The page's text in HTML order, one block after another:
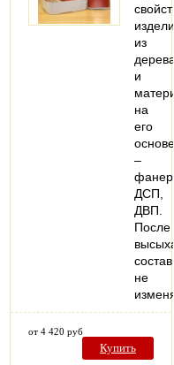
свойств
из
дерева
и
на
его
основе
–
ДСП,
ДВП.
После
состав
не
от 4 420 руб
Купить